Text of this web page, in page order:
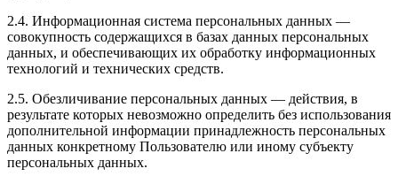
2.4. Информационная система персональных данных —
совокупность содержащихся в базах данных персональных
данных, и обеспечивающих их обработку информационных
технологий и технических средств.
2.5. Обезличивание персональных данных — действия, в
результате которых невозможно определить без использования
дополнительной информации принадлежность персональных
данных конкретному Пользователю или иному субъекту
персональных данных.